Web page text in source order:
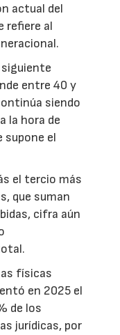
actual del
refiere al
entre 40 y
siendo
la hora de
supone el
el tercio más
que suman
cifra aún
físicas
en 2025 el
de los
jurídicas, por